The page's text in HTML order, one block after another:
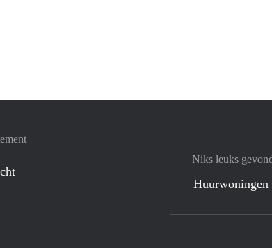
Niks leuks
Huurwoningen